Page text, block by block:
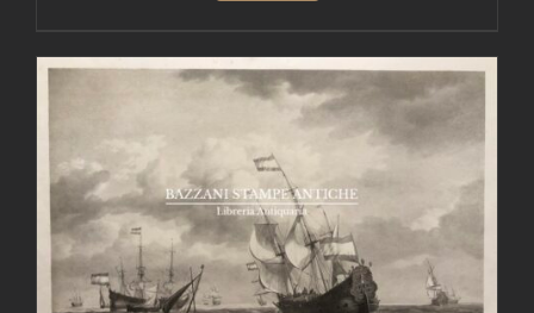
AGGIUNGI AL CARRELLO / DETTAGLI